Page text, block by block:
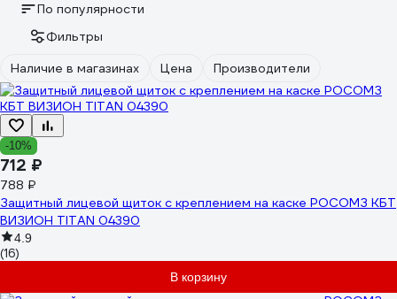
По популярности
Фильтры
Наличие в магазинах
Цена Производители
-10%
712 ₽
788 ₽
Защитный лицевой щиток с креплением на каске РОСОМЗ КБТ
ВИЗИОН TITAN 04390
4.9
(16)
В корзину